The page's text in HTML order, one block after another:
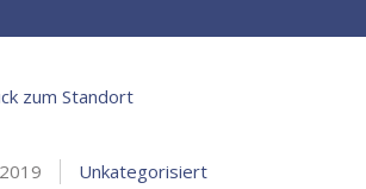
zum Standort
Unkategorisiert